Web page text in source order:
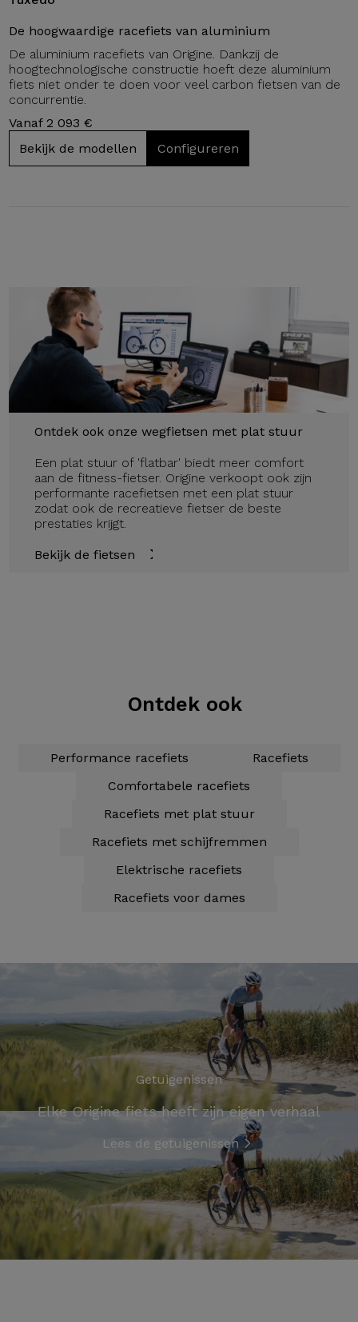
De hoogwaardige racefiets van aluminium
De aluminium racefiets van Origine. Dankzij de
hoogtechnologische constructie hoeft deze aluminium
fiets niet onder te doen voor veel carbon fietsen van de
concurrentie.
Vanaf 2 093 €
Bekijk de modellen
Configureren
Ontdek ook onze wegfietsen met plat stuur
Een plat stuur of 'flatbar' biedt meer comfort
aan de fitness-fietser. Origine verkoopt ook zijn
performante racefietsen met een plat stuur
zodat ook de recreatieve fietser de beste
prestaties krijgt.
Bekijk de fietsen
Ontdek ook
Performance racefiets
Racefiets
Comfortabele racefiets
Racefiets met plat stuur
Racefiets met schijfremmen
Elektrische racefiets
Racefiets voor dames
Getuigenissen
Elke Origine fiets heeft zijn eigen verhaal
Lees de getuigenissen